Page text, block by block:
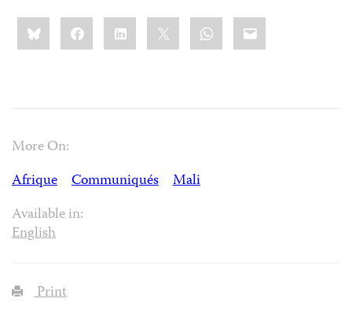
Share
this:BlueskyFacebookLinkedIn WhatsApp
Email
More On:
Afrique
Communiqués
Mali
Available in:
English
Print